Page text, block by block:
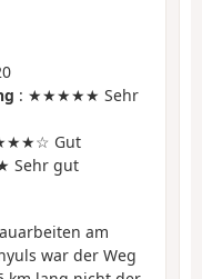
: ★★★★★ Sehr
Gut
gut
am
war der Weg